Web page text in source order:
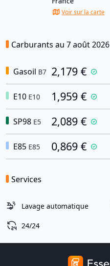
Voir sur la carte
Carburants au 7 août 2026
Gasoil B7 2,179 €
E10 E10 1,959 €
SP98 E5 2,089 €
E85 E85 0,869 €
Services
Lavage automatique
24/24